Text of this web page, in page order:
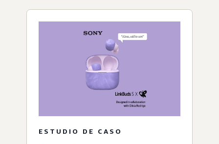
ESTUDIO DE CASO